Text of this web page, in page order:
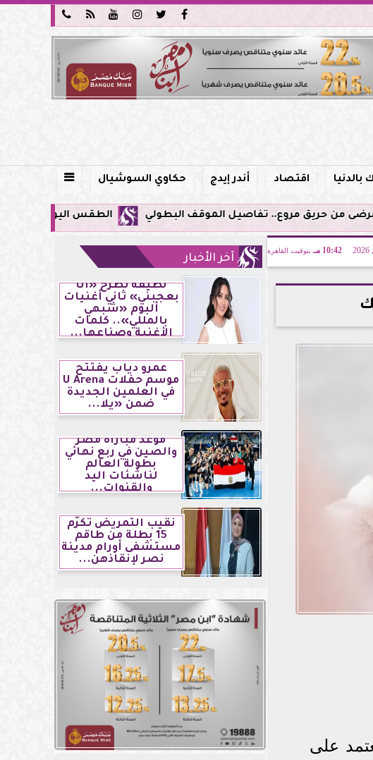






اقتصاد أندر إيدج حكاوي السوشيال 
الطقس اليوم في مصر.. ذروة الموجة
10:42 مـ بتوقيت القاهرة
على
آخر الأخبار
لطيفة تطرح «أنا
بعجبني» ثاني أغنيات
ألبوم «شبهي
بالمللي».. كلمات
الأغنية وصناعها...
عمرو دياب يفتتح
موسم حفلات U Arena
في العلمين الجديدة
ضمن «يلا...
موعد مباراة مصر
والصين في ربع نهائي
بطولة العالم
لناشئات اليد
والقنوات...
نقيب التمريض تكرّم
15 بطلة من طاقم
مستشفى أورام مدينة
نصر لإنقاذهن...